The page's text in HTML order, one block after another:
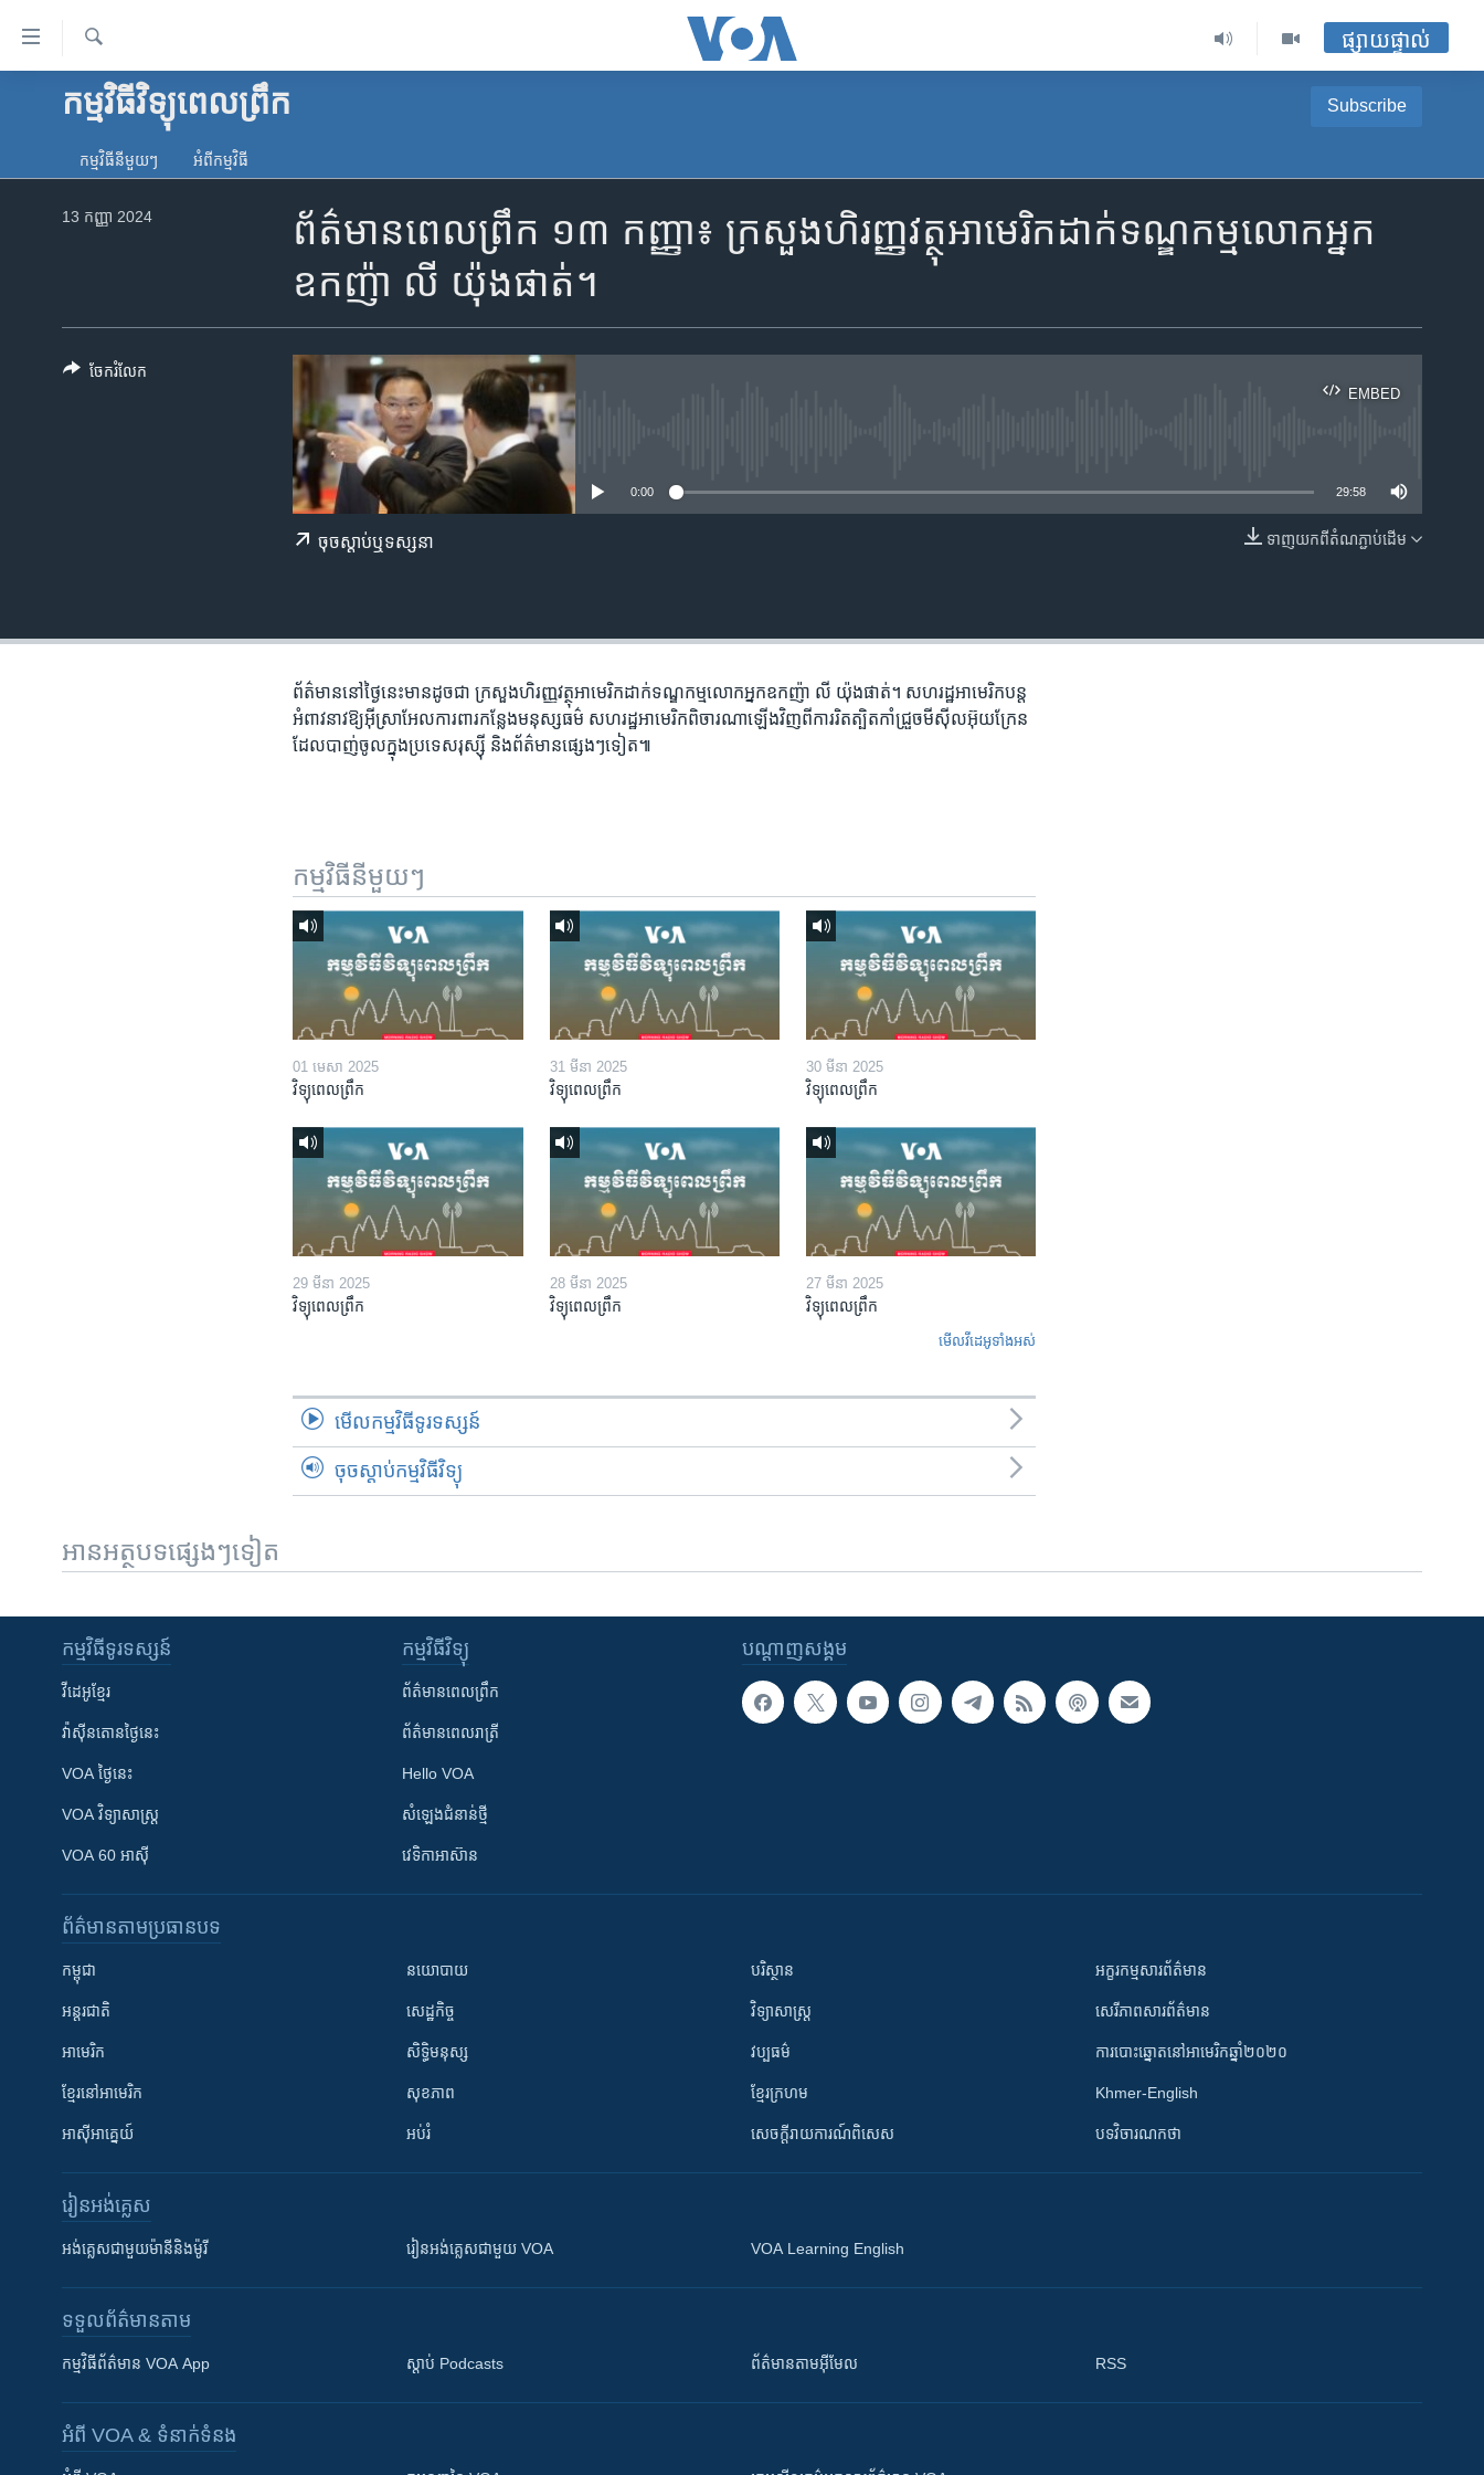
ទៅ​
គេហទំព័រ​
ទាក់ទង
និង​អាមេរិក
ទូរទស្សន៍ / វីដេអូ​
រក
ផ្សាយផ្ទាល់
កម្មវិធីវិទ្យុពេលព្រឹក Subscribe
Apple Podcasts
កម្មវិធី​នីមួយៗ អំពី​កម្មវិធី​
ព័ត៌មាន​ពេល​ព្រឹក ១៣ កញ្ញា៖ ​ក្រសួង​ហិរញ្ញ​វត្ថុ​អាមេរិក​ដាក់​ទណ្ឌកម្ម​លោក​អ្នក​
ឧកញ៉ា​ លី យ៉ុងផាត់។
13 កញ្ញា 2024
EMBED
EMBED
0:00 29:58
ទាញ​យក​ពី​តំណភ្ជាប់​ដើម
ចុច​​ស្តាប់​ឬ​ទស្សនា
ចែករំលែក
ព័ត៌មាន​នៅ​ថ្ងៃ​នេះ​មាន​ដូចជា​ ក្រសួង​ហិរញ្ញ​វត្ថុ​អាមេរិក​ដាក់​ទណ្ឌកម្ម​លោក​អ្នក​ឧកញ៉ា​ លី យ៉ុងផាត់។ សហរដ្ឋ​អាមេរិក​បន្ត​
អំពាវនាវ​ឱ្យអ៊ីស្រាអែល​ការពារ​កន្លែង​មនុស្សធម៌ សហរដ្ឋអាមេរិក​ពិចារណា​ឡើងវិញ​ពីការរិតត្បិត​កាំជ្រួច​មីស៊ីល​អ៊ុយក្រែន
ដែល​បាញ់​ចូល​ក្នុង​ប្រទេសរុស្ស៊ី និង​ព័ត៌មាន​ផ្សេងៗ​ទៀត៕
កម្មវិធី​នីមួយៗ
01 មេសា 2025
វិទ្យុពេលព្រឹក
31 មីនា 2025
វិទ្យុពេលព្រឹក
30 មីនា 2025
វិទ្យុពេលព្រឹក
29 មីនា 2025
វិទ្យុពេលព្រឹក
28 មីនា 2025
វិទ្យុពេលព្រឹក
27 មីនា 2025
វិទ្យុពេលព្រឹក
មើល​វីដេអូ​ទាំង​អស់
មើល​កម្មវិធី​ទូរទស្សន៍
ចុចស្តាប់កម្មវិធីវិទ្យុ
អានអត្ថបទផ្សេងៗទៀត
បណ្តាញ​សង្គម
កម្មវិធី​ទូរទស្សន៍
វីដេអូ​ខ្មែរ
វ៉ាស៊ីនតោន​ថ្ងៃ​នេះ
VOA ថ្ងៃនេះ
VOA ​វិទ្យាសាស្ត្រ
VOA 60 អាស៊ី
កម្មវិធី​វិទ្យុ
ព័ត៌មាន​ពេល​ព្រឹក
ព័ត៌មាន​​ពេល​រាត្រី
Hello VOA
សំឡេង​ជំនាន់​ថ្មី
វេទិកា​អាស៊ាន
ព័ត៌មាន​តាមប្រធានបទ​
កម្ពុជា
អន្តរជាតិ
អាមេរិក
ខ្មែរ​នៅអាមេរិក
អាស៊ីអាគ្នេយ៍
នយោបាយ
សេដ្ឋកិច្ច
សិទ្ធិមនុស្ស
សុខភាព
អប់រំ
បរិស្ថាន
វិទ្យាសាស្រ្ត
វប្បធម៌
ខ្មែរក្រហម
សេចក្តីរាយការណ៍ពិសេស
អក្ខរកម្មសារព័ត៌មាន
សេរីភាពសារព័ត៌មាន
ការបោះឆ្នោតនៅអាមេរិកឆ្នាំ២០២០
Khmer-English
បទវិចារណកថា
រៀន​​អង់គ្លេស
អង់គ្លេស​ជាមួយ​ម៉ានី​និង​ម៉ូរី រៀន​​​​​​អង់គ្លេស​​ជាមួយ VOA VOA Learning English
ទទួល​ព័ត៌មាន​តាម
កម្មវិធី​ព័ត៌មាន VOA App ស្តាប់ Podcasts ព័ត៌មាន​តាម​អ៊ីមែល RSS
អំពី​ VOA & ទំនាក់ទំនង